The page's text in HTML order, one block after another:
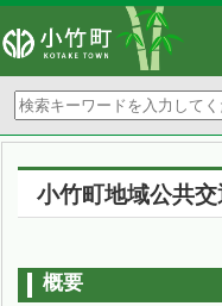
小竹町地域公共
概要